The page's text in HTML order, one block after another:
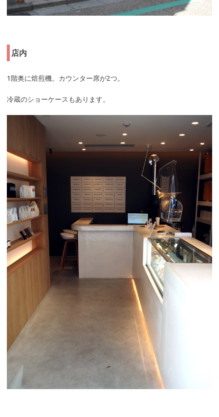
店内
1階奥に焙煎機。カウンター席が2つ。
冷蔵のショーケースもあります。